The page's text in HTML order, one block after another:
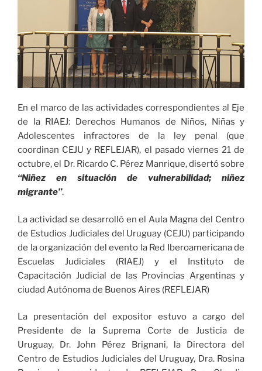
En el marco de las actividades correspondientes al Eje
de la RIAEJ: Derechos Humanos de Niños, Niñas y
Adolescentes infractores de la ley penal (que
coordinan CEJU y REFLEJAR), el pasado viernes 21 de
octubre, el Dr. Ricardo C. Pérez Manrique, disertó sobre
“Niñez en situación de vulnerabilidad; niñez
migrante”.
La actividad se desarrolló en el Aula Magna del Centro
de Estudios Judiciales del Uruguay (CEJU) participando
de la organización del evento la Red Iberoamericana de
Escuelas Judiciales (RIAEJ) y el Instituto de
Capacitación Judicial de las Provincias Argentinas y
ciudad Autónoma de Buenos Aires (REFLEJAR)
La presentación del expositor estuvo a cargo del
Presidente de la Suprema Corte de Justicia de
Uruguay, Dr. John Pérez Brignani, la Directora del
Centro de Estudios Judiciales del Uruguay, Dra. Rosina